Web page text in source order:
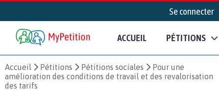
Se connecter
ACCUEIL PÉTITIONS
Accueil Pétitions Pétitions sociales
Pour une
amélioration des conditions de travail et des revalorisation
des tarifs